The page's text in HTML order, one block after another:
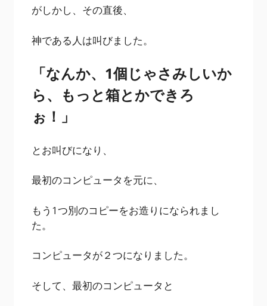
がしかし、その直後、
神である人は叫びました。
「なんか、1個じゃさみしいか
ら、
もっと箱とかできろ
ぉ！」
とお叫びになり、
最初のコンピュータを元に、
もう1つ別のコピーをお造りになられまし
た。
コンピュータが２つになりました。
そして、最初のコンピュータと